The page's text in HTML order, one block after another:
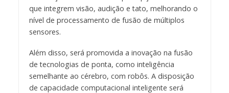
que integrem visão, audição e tato, melhorando o
nível de processamento de fusão de múltiplos
sensores.
Além disso, será promovida a inovação na fusão
de tecnologias de ponta, como inteligência
semelhante ao cérebro, com robôs. A disposição
de capacidade computacional inteligente será